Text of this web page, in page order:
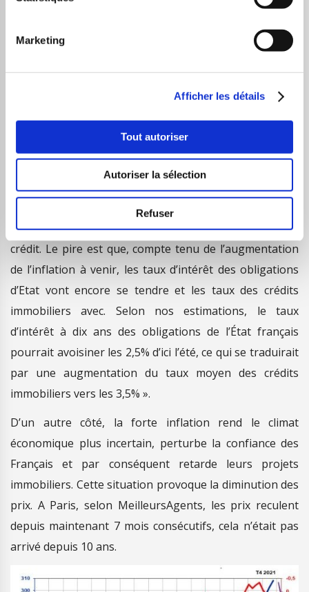
Marketing
Afficher les détails
Tout autoriser
Autoriser la sélection
Refuser
Aujourd’hui les spécialistes envisagent la fin de cette
« A l’époque, le taux d’intérêt moyen des crédits
immobiliers aux particuliers (hors assurances) était de
2,1%, contre environ 1,1% en février 2022. Autrement
dit, celui-ci va très vite augmenter non seulement pour
répercuter la hausse récente des taux obligataires,
mais aussi parce que les banques commencent à
sérieusement resserrer leurs conditions d’octroi de
crédit. Le pire est que, compte tenu de l’augmentation
de l’inflation à venir, les taux d’intérêt des obligations
d’Etat vont encore se tendre et les taux des crédits
immobiliers avec. Selon nos estimations, le taux
d’intérêt à dix ans des obligations de l’État français
pourrait avoisiner les 2,5% d’ici l’été, ce qui se traduirait
par une augmentation du taux moyen des crédits
immobiliers vers les 3,5% ».
D’un autre côté, la forte inflation rend le climat
économique plus incertain, perturbe la confiance des
Français et par conséquent retarde leurs projets
immobiliers. Cette situation provoque la diminution des
prix. A Paris, selon MeilleursAgents, les prix reculent
depuis maintenant 7 mois consécutifs, cela n’était pas
arrivé depuis 10 ans.